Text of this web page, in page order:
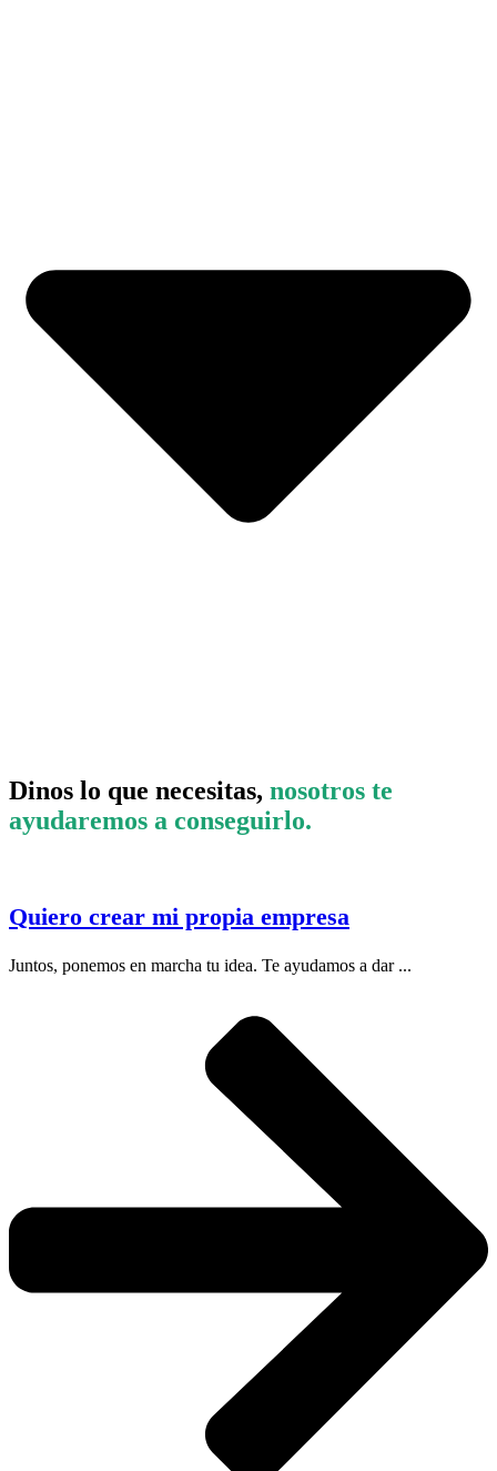
Dinos lo que necesitas, nosotros te
ayudaremos a conseguirlo.
Quiero crear mi propia empresa
Juntos, ponemos en marcha tu idea. Te ayudamos a dar ...